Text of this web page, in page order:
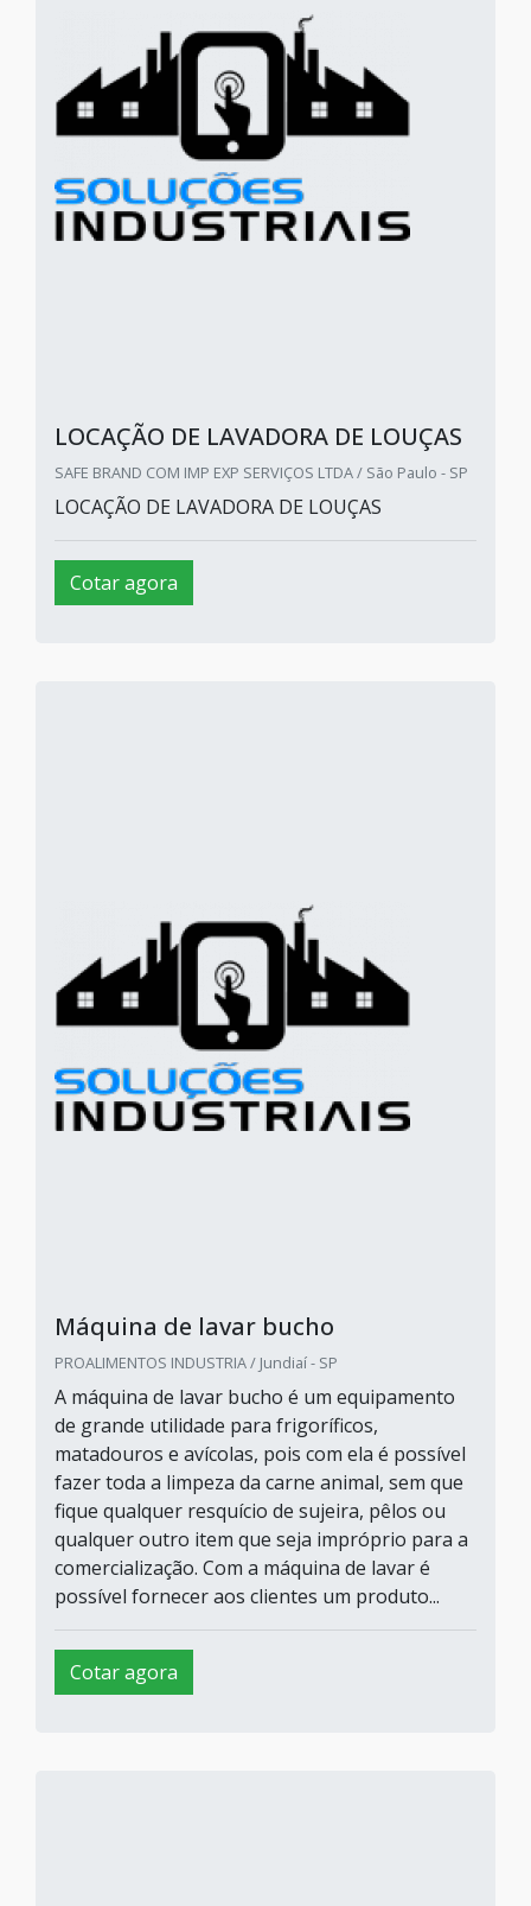
LOCAÇÃO DE LAVADORA DE LOUÇAS
SAFE BRAND COM IMP EXP SERVIÇOS LTDA / São Paulo - SP
LOCAÇÃO DE LAVADORA DE LOUÇAS
Cotar agora
Máquina de lavar bucho
PROALIMENTOS INDUSTRIA / Jundiaí - SP
A máquina de lavar bucho é um equipamento
de grande utilidade para frigoríficos,
matadouros e avícolas, pois com ela é possível
fazer toda a limpeza da carne animal, sem que
fique qualquer resquício de sujeira, pêlos ou
qualquer outro item que seja impróprio para a
comercialização. Com a máquina de lavar é
possível fornecer aos clientes um produto...
Cotar agora